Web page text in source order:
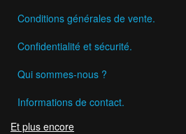
Conditions générales de vente.
Confidentialité et sécurité.
Qui sommes-nous ?
Informations de contact.
Et plus encore